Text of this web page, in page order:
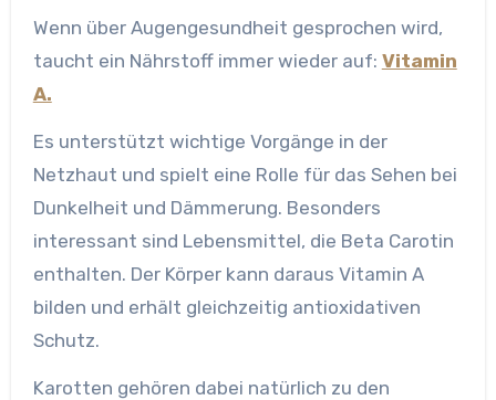
Wenn über Augengesundheit gesprochen wird,
taucht ein Nährstoff immer wieder auf: Vitamin
A.
Es unterstützt wichtige Vorgänge in der
Netzhaut und spielt eine Rolle für das Sehen bei
Dunkelheit und Dämmerung. Besonders
interessant sind Lebensmittel, die Beta Carotin
enthalten. Der Körper kann daraus Vitamin A
bilden und erhält gleichzeitig antioxidativen
Schutz.
Karotten gehören dabei natürlich zu den